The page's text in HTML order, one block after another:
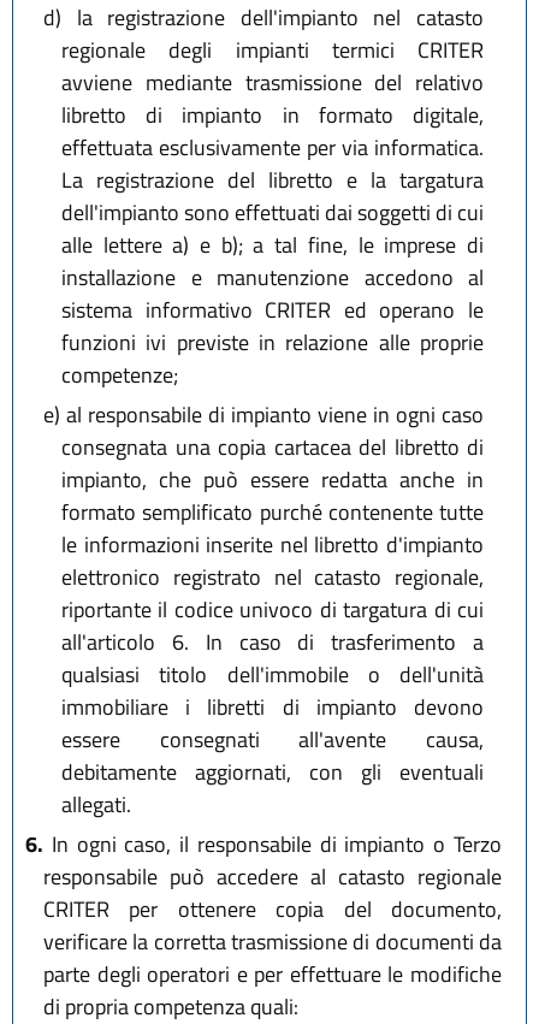
d) la registrazione dell'impianto nel catasto
regionale degli impianti termici CRITER
avviene mediante trasmissione del relativo
libretto di impianto in formato digitale,
effettuata esclusivamente per via informatica.
La registrazione del libretto e la targatura
dell'impianto sono effettuati dai soggetti di cui
alle lettere a) e b); a tal fine, le imprese di
installazione e manutenzione accedono al
sistema informativo CRITER ed operano le
funzioni ivi previste in relazione alle proprie
competenze;
e) al responsabile di impianto viene in ogni caso
consegnata una copia cartacea del libretto di
impianto, che può essere redatta anche in
formato semplificato purché contenente tutte
le informazioni inserite nel libretto d'impianto
elettronico registrato nel catasto regionale,
riportante il codice univoco di targatura di cui
all'articolo 6. In caso di trasferimento a
qualsiasi titolo dell'immobile o dell'unità
immobiliare i libretti di impianto devono
essere consegnati all'avente causa,
debitamente aggiornati, con gli eventuali
allegati.
6. In ogni caso, il responsabile di impianto o Terzo
responsabile può accedere al catasto regionale
CRITER per ottenere copia del documento,
verificare la corretta trasmissione di documenti da
parte degli operatori e per effettuare le modifiche
di propria competenza quali: